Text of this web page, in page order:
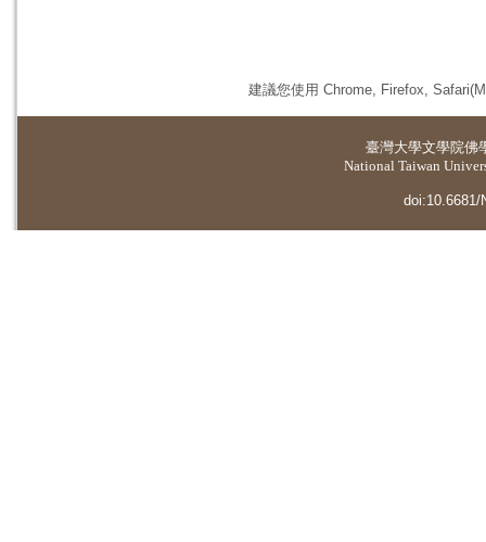
建議您使用 Chrome, Firefox,
臺灣大學文學院佛
National Taiwan
doi:10.6681/